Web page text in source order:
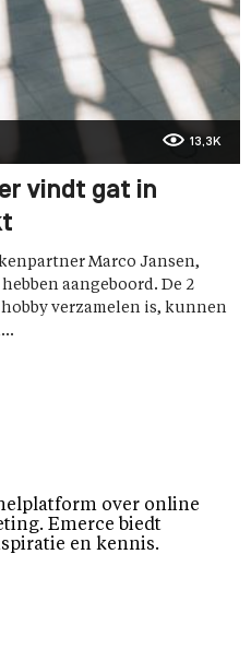
13,3K
vindt gat in
Marco Jansen,
aangeboord. De 2
verzamelen is, kunnen
over online
Emerce biedt
en kennis.